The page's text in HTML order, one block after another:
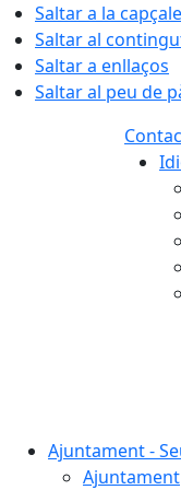
Saltar a la
Saltar al
Saltar a enllaços
Saltar al peu de
Ajuntament -
Ajuntament